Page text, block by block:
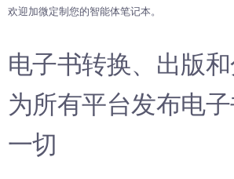
欢迎加微定制您的智能体笔记本。
电子书转换、出版
为所有平台发布电
一切